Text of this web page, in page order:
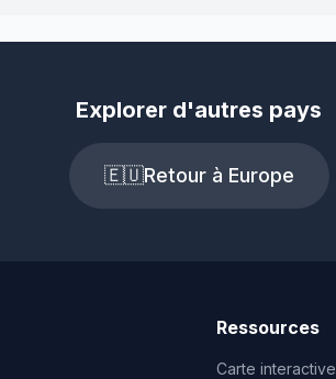
Explorer d'autres pays
🇪🇺Retour à Europe
Ressources
Carte interactive